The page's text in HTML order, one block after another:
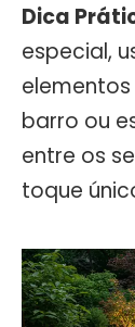
Dica
especial,
barro ou
entre os
toque